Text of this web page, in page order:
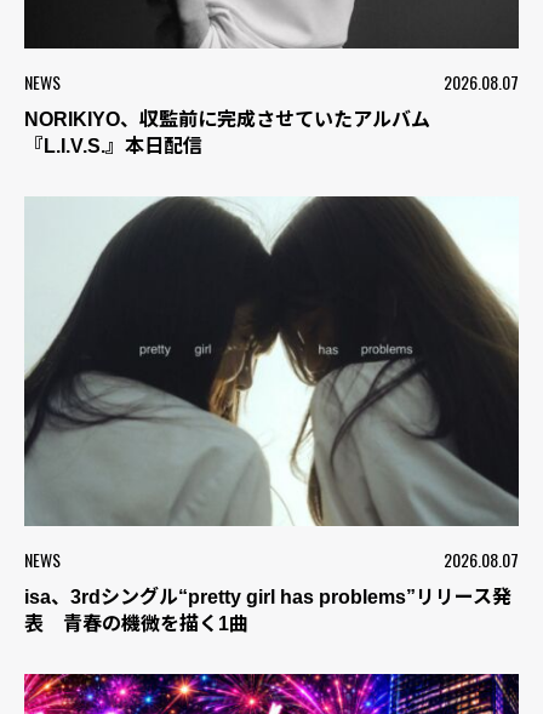
NEWS 2026.08.07
NORIKIYO、収監前に完成させていたアルバム
『L.I.V.S.』本日配信
NEWS 2026.08.07
isa、3rdシングル“pretty girl has problems”リリース発
表 青春の機微を描く1曲